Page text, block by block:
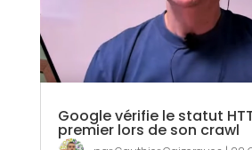
Google vérifie le statut
premier lors de son crawl